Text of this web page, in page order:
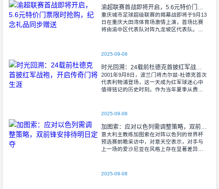
渝超联赛首战即将开启，5.6元特价门票限时抢购，纪念礼品同步赠送
重庆城市足球超级联赛的揭幕战即将于9月13
日在重庆大田湾体育场激情上演，首场比赛
将由渝中区代表队对阵九龙坡区代表队。据
2025-09-08
时光回溯：24载前杜德克首披红军战袍，开启传奇门将生涯
2001年9月8日，波兰门将杰尔兹-杜德克首次
代表利物浦登场，这一天成为红军球迷心中
值得铭记的历史时刻。作为当年夏季从费耶
2025-09-08
加图索：应对以色列需调整策略，双前锋安排待明日定夺
意大利主教练加图索在对阵以色列的世界杯
预选赛前瞻采访中，对意天空表示，对手与
上一场的爱沙尼亚在风格上存在显著差异。
出色的
2025-09-08